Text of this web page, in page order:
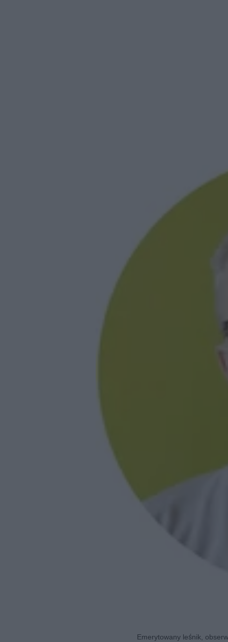
Emerytowany leśnik,